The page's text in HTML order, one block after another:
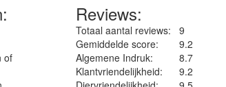
of
Reviews:
Totaal aantal reviews:
9
Gemiddelde score:
9.2
Algemene Indruk:
8.7
Klantvriendelijkheid:
9.2